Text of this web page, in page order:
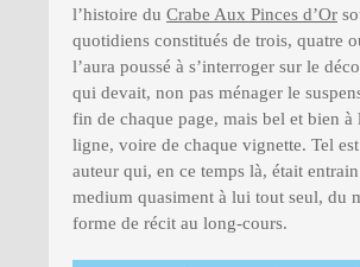
l’histoire du Crabe Aux Pinces d’Or
quotidiens constitués de trois, quatre
l’aura poussé à s’interroger sur le
qui devait, non pas ménager le
fin de chaque page, mais bel et bien à
ligne, voire de chaque vignette. Tel
auteur qui, en ce temps là, était
medium quasiment à lui tout seul, du
forme de récit au long-cours.